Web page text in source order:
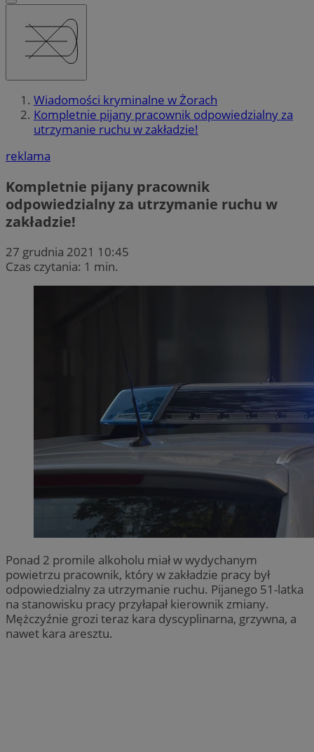
Wiadomości kryminalne w Żorach
Kompletnie pijany pracownik odpowiedzialny za
utrzymanie ruchu w zakładzie!
reklama
Kompletnie pijany pracownik
odpowiedzialny za utrzymanie ruchu w
zakładzie!
27 grudnia 2021 10:45
Czas czytania: 1 min.
Ponad 2 promile alkoholu miał w wydychanym
powietrzu pracownik, który w zakładzie pracy był
odpowiedzialny za utrzymanie ruchu. Pijanego 51-latka
na stanowisku pracy przyłapał kierownik zmiany.
Mężczyźnie grozi teraz kara dyscyplinarna, grzywna, a
nawet kara aresztu.